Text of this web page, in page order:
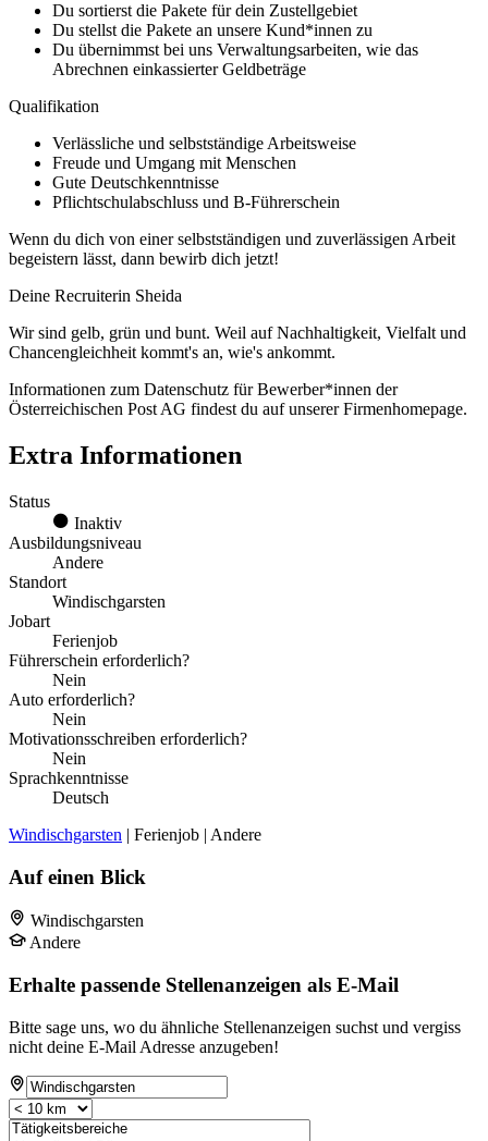
Du sortierst die Pakete für dein Zustellgebiet
Du stellst die Pakete an unsere Kund*innen zu
Du übernimmst bei uns Verwaltungsarbeiten, wie das
Abrechnen einkassierter Geldbeträge
Qualifikation
Verlässliche und selbstständige Arbeitsweise
Freude und Umgang mit Menschen
Gute Deutschkenntnisse
Pflichtschulabschluss und B-Führerschein
Wenn du dich von einer selbstständigen und zuverlässigen Arbeit
begeistern lässt, dann bewirb dich jetzt!
Deine Recruiterin Sheida
Wir sind gelb, grün und bunt. Weil auf Nachhaltigkeit, Vielfalt und
Chancengleichheit kommt's an, wie's ankommt.
Informationen zum Datenschutz für Bewerber*innen der
Österreichischen Post AG findest du auf unserer Firmenhomepage.
Extra Informationen
Status
Inaktiv
Ausbildungsniveau
Andere
Standort
Windischgarsten
Jobart
Ferienjob
Führerschein erforderlich?
Nein
Auto erforderlich?
Nein
Motivationsschreiben erforderlich?
Nein
Sprachkenntnisse
Deutsch
Windischgarsten | Ferienjob | Andere
Auf einen Blick
Windischgarsten
Andere
Erhalte passende Stellenanzeigen als E-Mail
Bitte sage uns, wo du ähnliche Stellenanzeigen suchst und vergiss
nicht deine E-Mail Adresse anzugeben!